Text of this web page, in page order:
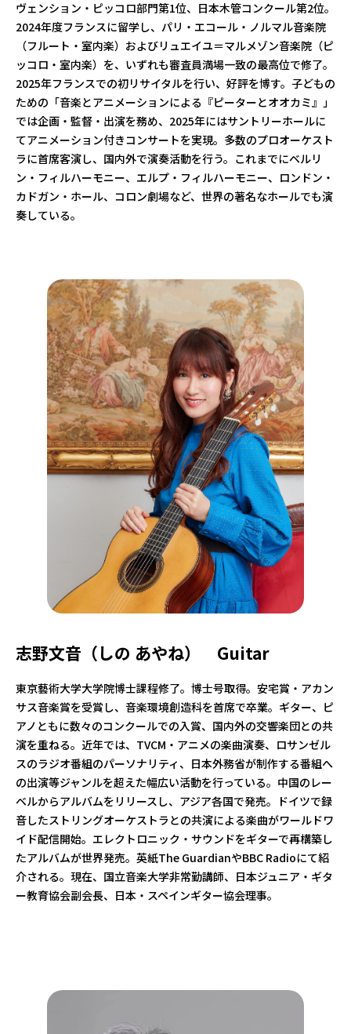
ヴェンション・ピッコロ部門第1位、日本木管コンクール第2位。
2024年度フランスに留学し、パリ・エコール・ノルマル音楽院
（フルート・室内楽）およびリュエイユ＝マルメゾン音楽院（ピ
ッコロ・室内楽）を、いずれも審査員満場一致の最高位で修了。
2025年フランスでの初リサイタルを行い、好評を博す。子どもの
ための「音楽とアニメーションによる『ピーターとオオカミ』」
では企画・監督・出演を務め、2025年にはサントリーホールに
てアニメーション付きコンサートを実現。多数のプロオーケスト
ラに首席客演し、国内外で演奏活動を行う。これまでにベルリ
ン・フィルハーモニー、エルプ・フィルハーモニー、ロンドン・
カドガン・ホール、コロン劇場など、世界の著名なホールでも演
奏している。
志野文音（しの あやね） Guitar
東京藝術大学大学院博士課程修了。博士号取得。安宅賞・アカン
サス音楽賞を受賞し、音楽環境創造科を首席で卒業。ギター、ピ
アノともに数々のコンクールでの入賞、国内外の交響楽団との共
演を重ねる。近年では、TVCM・アニメの楽曲演奏、ロサンゼル
スのラジオ番組のパーソナリティ、日本外務省が制作する番組へ
の出演等ジャンルを超えた幅広い活動を行っている。中国のレー
ベルからアルバムをリリースし、アジア各国で発売。ドイツで録
音したストリングオーケストラとの共演による楽曲がワールドワ
イド配信開始。エレクトロニック・サウンドをギターで再構築し
たアルバムが世界発売。英紙The GuardianやBBC Radioにて紹
介される。現在、国立音楽大学非常勤講師、日本ジュニア・ギタ
ー教育協会副会長、日本・スペインギター協会理事。